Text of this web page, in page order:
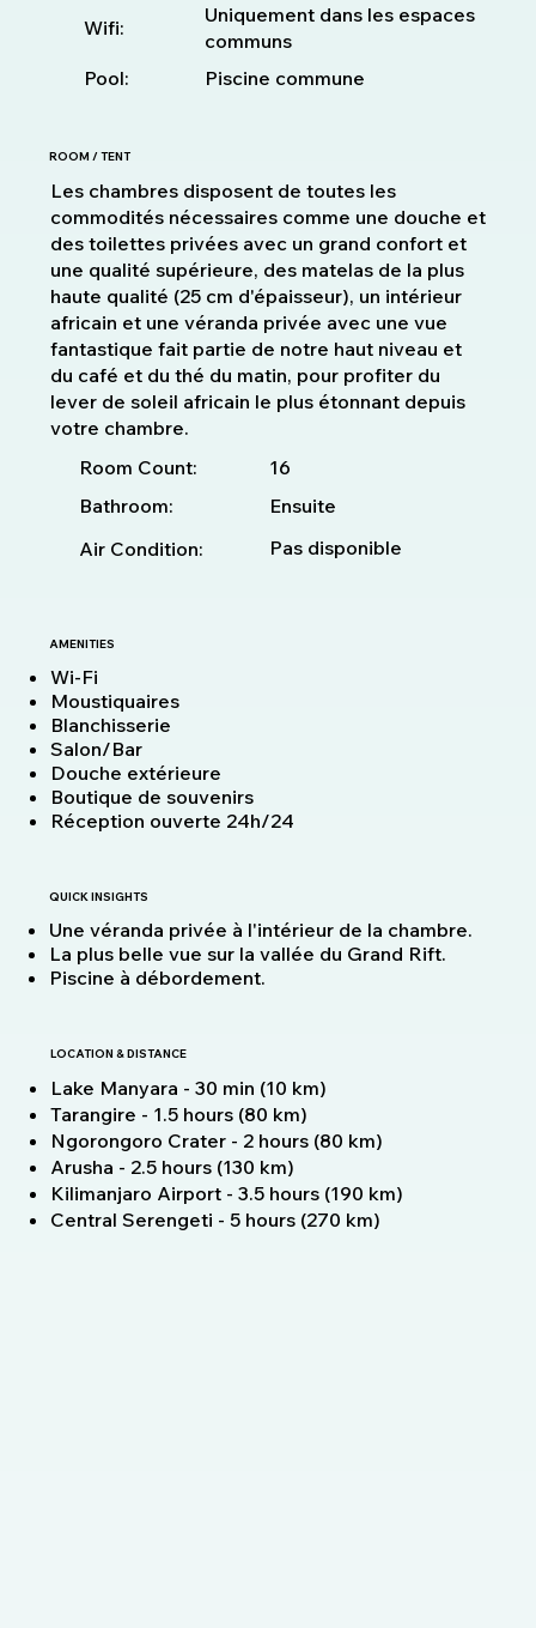
Wifi:
Uniquement dans les espaces
communs
Pool:
Piscine commune
ROOM / TENT
Les chambres disposent de toutes les
commodités nécessaires comme une douche et
des toilettes privées avec un grand confort et
une qualité supérieure, des matelas de la plus
haute qualité (25 cm d'épaisseur), un intérieur
africain et une véranda privée avec une vue
fantastique fait partie de notre haut niveau et
du café et du thé du matin, pour profiter du
lever de soleil africain le plus étonnant depuis
votre chambre.
Room Count:
16
Bathroom:
Ensuite
Air Condition:
Pas disponible
AMENITIES
Wi-Fi
Moustiquaires
Blanchisserie
Salon/Bar
Douche extérieure
Boutique de souvenirs
Réception ouverte 24h/24
QUICK INSIGHTS
Une véranda privée à l'intérieur de la chambre.
La plus belle vue sur la vallée du Grand Rift.
Piscine à débordement.
LOCATION & DISTANCE
Lake Manyara - 30 min (10 km)
Tarangire - 1.5 hours (80 km)
Ngorongoro Crater - 2 hours (80 km)
Arusha - 2.5 hours (130 km)
Kilimanjaro Airport - 3.5 hours (190 km)
Central Serengeti - 5 hours (270 km)